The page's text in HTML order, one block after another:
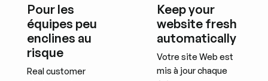
Pour les
équipes peu
enclines au
risque
Real customer
Keep your
website fresh
automatically
Votre site Web est
mis à jour chaque